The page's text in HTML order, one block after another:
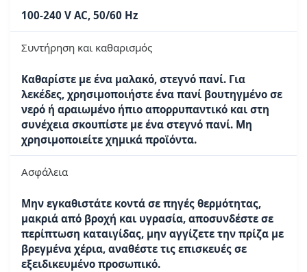
100-240 V AC, 50/60 Hz
Συντήρηση και καθαρισμός
Καθαρίστε με ένα μαλακό, στεγνό πανί. Για
λεκέδες, χρησιμοποιήστε ένα πανί βουτηγμένο σε
νερό ή αραιωμένο ήπιο απορρυπαντικό και στη
συνέχεια σκουπίστε με ένα στεγνό πανί. Μη
χρησιμοποιείτε χημικά προϊόντα.
Ασφάλεια
Μην εγκαθιστάτε κοντά σε πηγές θερμότητας,
μακριά από βροχή και υγρασία, αποσυνδέστε σε
περίπτωση καταιγίδας, μην αγγίζετε την πρίζα με
βρεγμένα χέρια, αναθέστε τις επισκευές σε
εξειδικευμένο προσωπικό.